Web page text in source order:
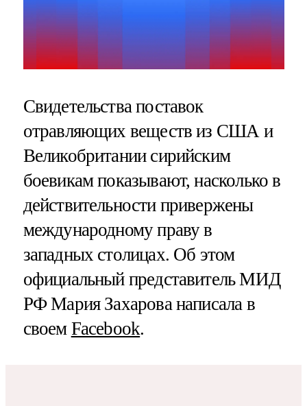
Свидетельства поставок
отравляющих веществ из США и
Великобритании сирийским
боевикам показывают, насколько в
действительности привержены
международному праву в
западных столицах. Об этом
официальный представитель МИД
РФ Мария Захарова написала в
своем Facebook.